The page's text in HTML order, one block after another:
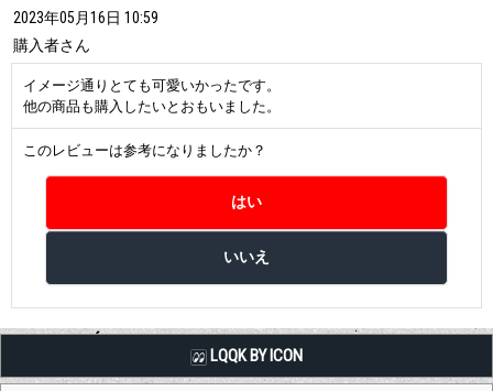
2023年05月16日 10:59
購入者さん
イメージ通りとても可愛いかったです。
他の商品も購入したいとおもいました。
このレビューは参考になりましたか？
LQQK BY ICON